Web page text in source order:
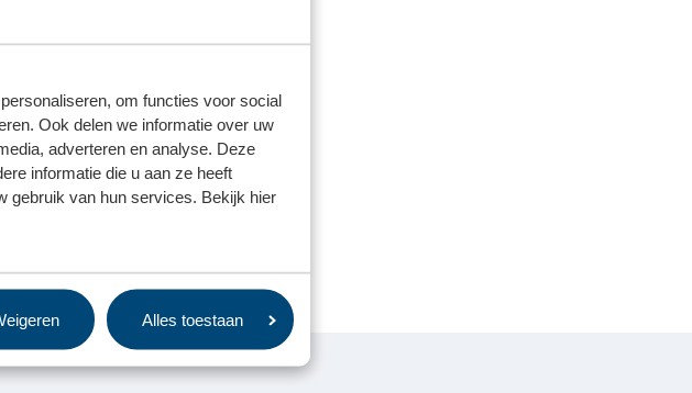
om functies voor social
Ook delen we informatie over uw
adverteren en analyse. Deze
informatie die u aan ze heeft
gebruik van hun services. Bekijk hier
Alles toestaan